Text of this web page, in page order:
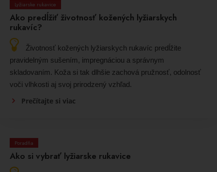
Lyžiarske rukavice
Ako predĺžiť životnosť kožených lyžiarskych
rukavíc?
Životnosť kožených lyžiarskych rukavíc predĺžite
pravidelným sušením, impregnáciou a správnym
skladovaním. Koža si tak dlhšie zachová pružnosť, odolnosť
voči vlhkosti aj svoj prirodzený vzhľad.
Prečítajte si viac
Poradňa
Ako si vybrať lyžiarske rukavice